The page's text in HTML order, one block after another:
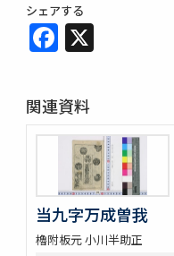
シェアする
Facebook
関連資料
当九字万成曽我
櫓附板元 小川半助正